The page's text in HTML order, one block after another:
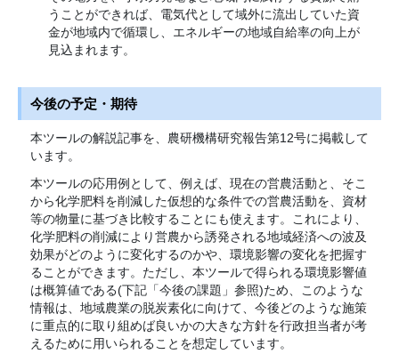
うことができれば、電気代として域外に流出していた資
金が地域内で循環し、エネルギーの地域自給率の向上が
見込まれます。
今後の予定・期待
本ツールの解説記事を、農研機構研究報告第12号に掲載して
います。
本ツールの応用例として、例えば、現在の営農活動と、そこ
から化学肥料を削減した仮想的な条件での営農活動を、資材
等の物量に基づき比較することにも使えます。これにより、
化学肥料の削減により営農から誘発される地域経済への波及
効果がどのように変化するのかや、環境影響の変化を把握す
ることができます。ただし、本ツールで得られる環境影響値
は概算値である(下記「今後の課題」参照)ため、このような
情報は、地域農業の脱炭素化に向けて、今後どのような施策
に重点的に取り組めば良いかの大きな方針を行政担当者が考
えるために用いられることを想定しています。